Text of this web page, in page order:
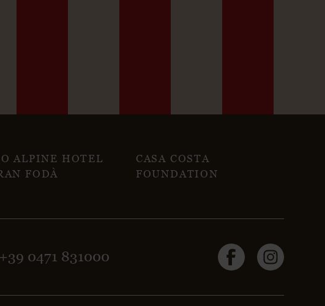
ALPINE HOTEL
FODÀ
CASA COSTA
FOUNDATION
0471 831000